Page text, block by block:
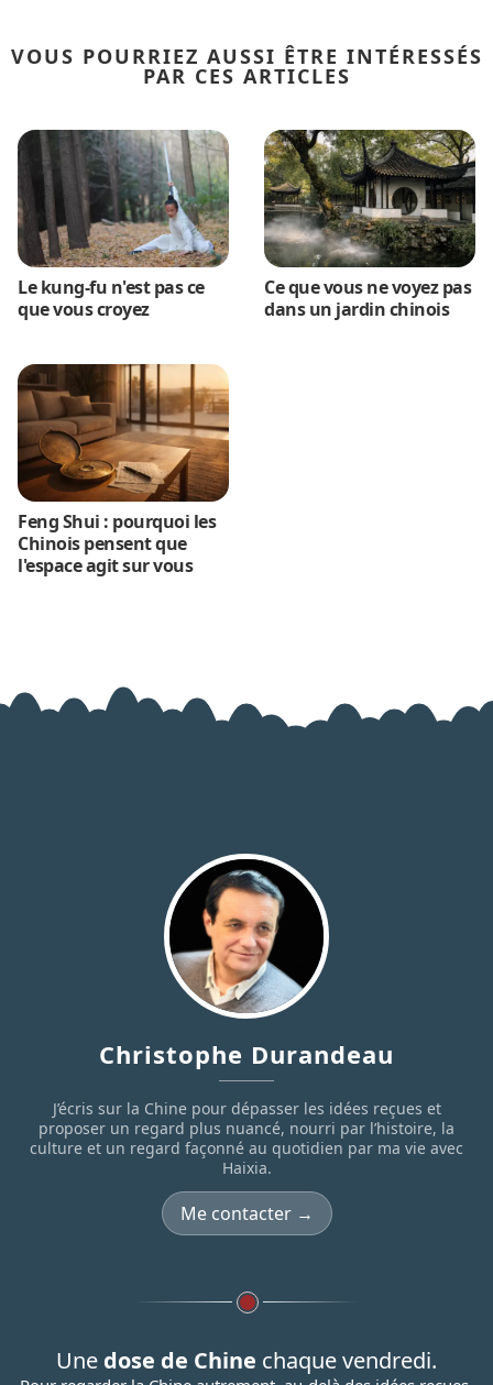
VOUS POURRIEZ AUSSI ÊTRE INTÉRESSÉS
PAR CES ARTICLES
Le kung-fu n'est pas ce
que vous croyez
Ce que vous ne voyez pas
dans un jardin chinois
Feng Shui : pourquoi les
Chinois pensent que
l'espace agit sur vous
Christophe Durandeau
J’écris sur la Chine pour dépasser les idées reçues et
proposer un regard plus nuancé, nourri par l’histoire, la
culture et un regard façonné au quotidien par ma vie avec
Haixia.
Me contacter →
Une dose de Chine chaque vendredi.